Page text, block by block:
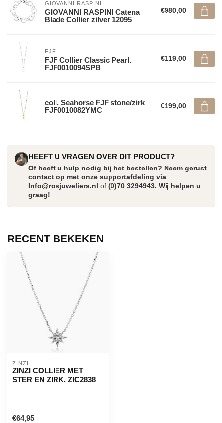
GIOVANNI RASPINI
GIOVANNI RASPINI Catena
Blade Collier zilver 12095
€980,00
FJF
FJF Collier Classic Pearl.
FJF0010094SPB
€119,00
coll. Seahorse FJF stone/zirk
FJF0010082YMC
€199,00
HEEFT U VRAGEN OVER DIT PRODUCT?
Of heeft u hulp nodig bij het bestellen? Neem gerust
contact op met onze supportafdeling via
Info@rosjuweliers.nl of(0)70 3294943. Wij helpen u
graag!
RECENT BEKEKEN
ZINZI
ZINZI COLLIER MET
STER EN ZIRK. ZIC2838
€64,95